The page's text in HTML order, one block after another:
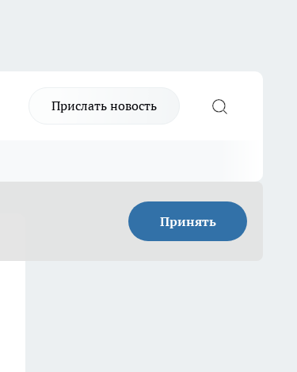
Прислать новость
Принять